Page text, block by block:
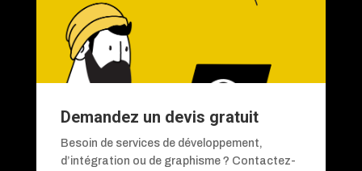
Demandez un devis gratuit
Besoin de services de développement,
d’intégration ou de graphisme ? Contactez-